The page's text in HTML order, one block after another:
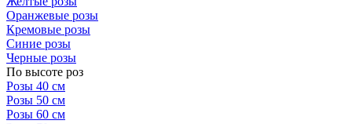
Оранжевые розы
Кремовые розы
Синие розы
Черные розы
По высоте роз
Розы 40 см
Розы 50 см
Розы 60 см